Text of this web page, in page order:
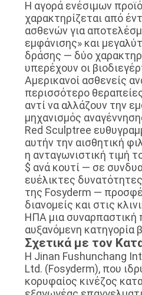
Η αγορά ενέσιμων
χαρακτηρίζεται από
ασθενών για
εμφάνισης» και
δράσης — δύο
υπερέχουν οι
Αμερικανοί ασθενείς
περισσότερο
αντί να αλλάζουν την
μηχανισμός
Red Sculptree
αυτήν την αισθητική
η ανταγωνιστική τιμή
$ ανά κουτί — σε
ευέλικτες
της Fosyderm —
διανομείς και στις
ΗΠΑ μια συναρπαστική
αυξανόμενη κατηγορία
Σχετικά με τον
Η Jinan Fushunchang
Ltd. (Fosyderm), που
κορυφαίος κινέζος